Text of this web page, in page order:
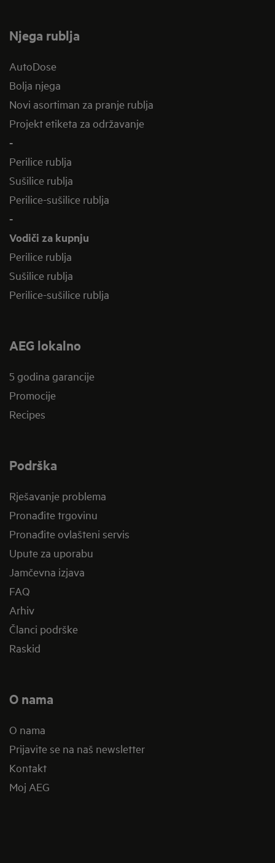
Njega rublja
AutoDose
Bolja njega
Novi asortiman za pranje rublja
Projekt etiketa za održavanje
-
Perilice rublja
Sušilice rublja
Perilice-sušilice rublja
-
Vodiči za kupnju
Perilice rublja
Sušilice rublja
Perilice-sušilice rublja
AEG lokalno
5 godina garancije
Promocije
Recipes
Podrška
Rješavanje problema
Pronađite trgovinu
Pronađite ovlašteni servis
Upute za uporabu
Jamčevna izjava
FAQ
Arhiv
Članci podrške
Raskid
O nama
O nama
Prijavite se na naš newsletter
Kontakt
Moj AEG